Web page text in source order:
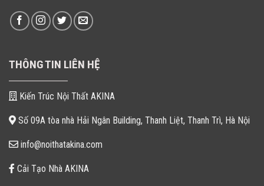
THÔNG TIN LIÊN HỆ
Kiến Trúc Nội Thất AKINA
Số 09A tòa nhà Hải Ngân Building, Thanh Liệt, Thanh Trì, Hà Nội
info@noithatakina.com
Cải Tạo Nhà AKINA